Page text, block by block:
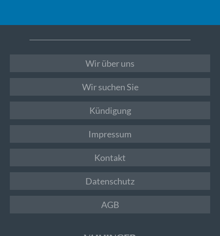
Wir über uns
Wir suchen Sie
Kündigung
Impressum
Kontakt
Datenschutz
AGB